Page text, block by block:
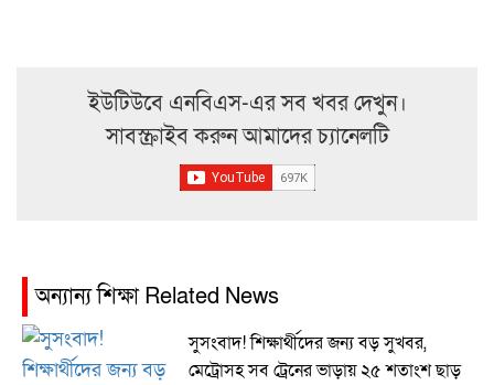
ইউটিউবে এনবিএস-এর সব খবর দেখুন।
সাবস্ক্রাইব করুন আমাদের চ্যানেলটি
অন্যান্য শিক্ষা Related News
সুসংবাদ! শিক্ষার্থীদের জন্য বড় সুখবর,
মেট্রোসহ সব ট্রেনের ভাড়ায় ২৫ শতাংশ ছাড়